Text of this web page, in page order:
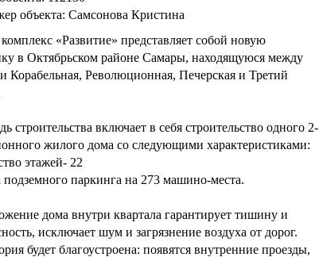
объекта: Самсонова Кристина
«Развитие» представляет собой новую
в Октябрьском районе Самары, находящуюся между
Корабельная, Революционная, Печерская и Третий
строительства включает в себя строительство одного 2-
жилого дома со следующими характеристиками:
этажей- 22
подземного паркинга на 273 машино-места.
дома внутри квартала гарантирует тишину и
исключает шум и загрязнение воздуха от дорог.
будет благоустроена: появятся внутренние проезды,